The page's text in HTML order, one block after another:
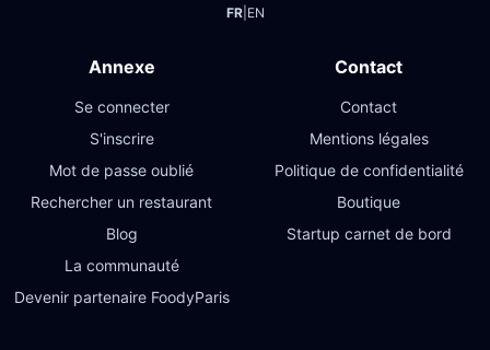
FR| EN
Annexe
Se connecter
S'inscrire
Mot de passe oublié
Rechercher un restaurant
Blog
La communauté
Devenir partenaire FoodyParis
Contact
Contact
Mentions légales
Politique de confidentialité
Boutique
Startup carnet de bord